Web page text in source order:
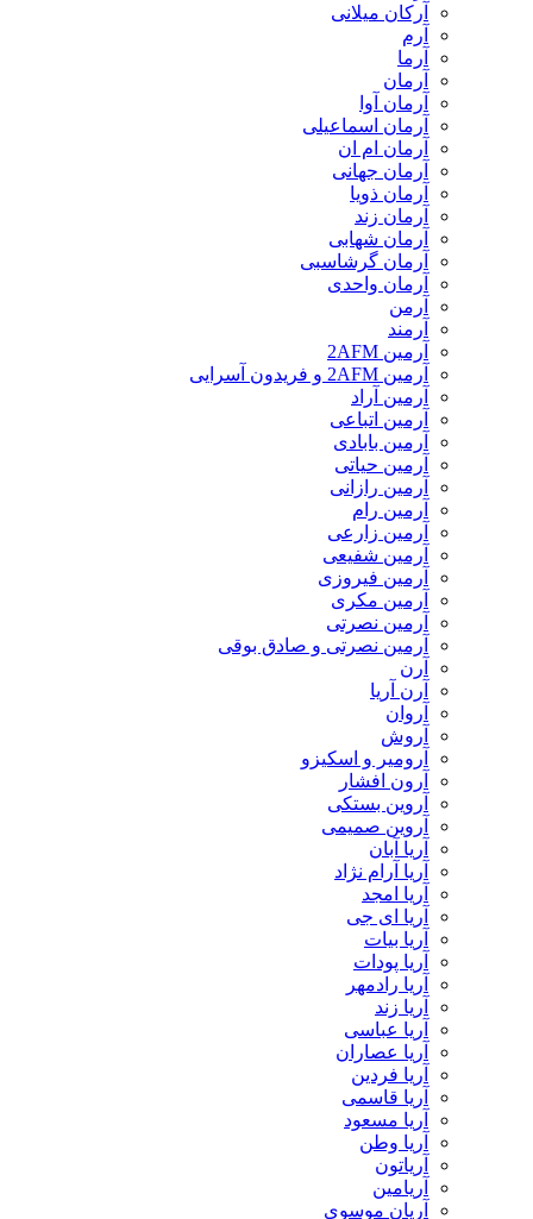
آرکان میلانی
آرم
آرما
آرمان
آرمان آوا
آرمان اسماعیلی
آرمان ام ان
آرمان جهانی
آرمان ذویا
آرمان زند
آرمان شهابی
آرمان گرشاسبی
آرمان واحدی
آرمن
آرمند
آرمین 2AFM
آرمین 2AFM و فریدون آسرایی
آرمین آراد
آرمین اتباعی
آرمین بابادی
آرمین حیاتی
آرمین رازانی
آرمین رام
آرمین زارعی
آرمین شفیعی
آرمین فیروزی
آرمین مکری
آرمین نصرتی
آرمین نصرتی و صادق بوقی
آرن
آرن آریا
آروان
آروش
آرومیر و اسکیزو
آرون افشار
آروین بستکی
آروین صمیمی
آریا آبان
آریا آرام نژاد
آریا امجد
آریا ای جی
آریا بیات
آریا پودات
آریا رادمهر
آریا زند
آریا عباسی
آریا عصاران
آریا فردین
آریا قاسمی
آریا مسعود
آریا وطن
آریاتون
آریامین
آریان موسوی